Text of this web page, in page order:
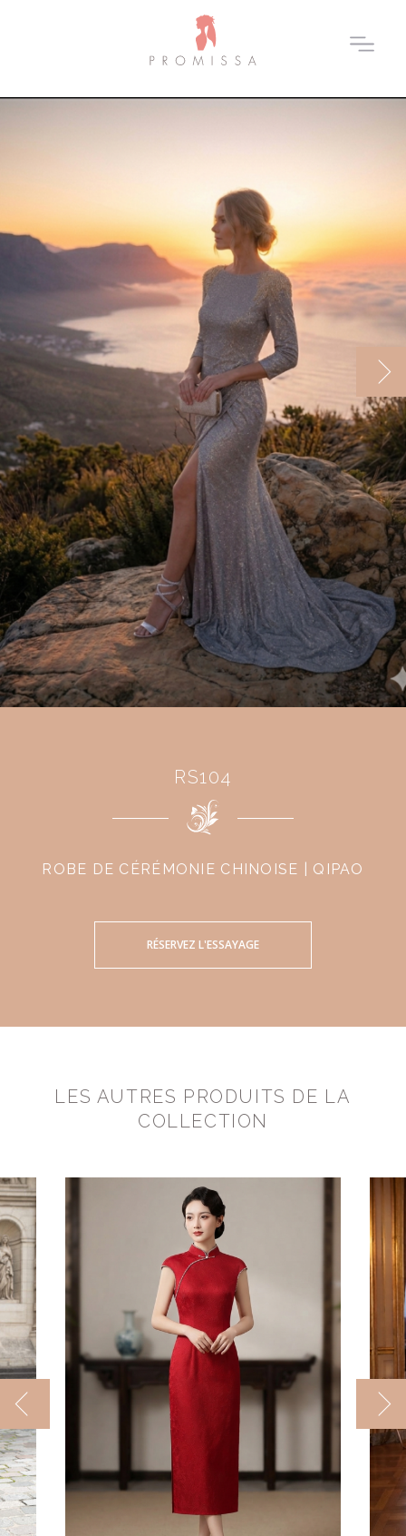
RS104
ROBE DE CÉRÉMONIE CHINOISE | QIPAO
RÉSERVEZ L'ESSAYAGE
LES AUTRES PRODUITS DE LA
COLLECTION